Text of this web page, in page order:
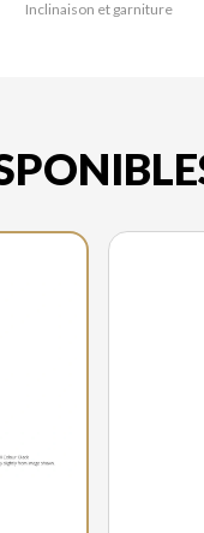
Inclinaison et garniture